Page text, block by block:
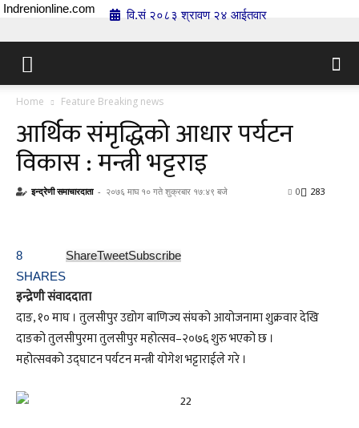
Indrenionline.com वि.सं २०८३ श्रावण २४ आईतवार
Home Feature Breaking news
आर्थिक संमृद्धिको आधार पर्यटन
विकास : मन्त्री भट्टराइ
इन्द्रेणी समाचारदाता - २०७६ माघ १० गते शुक्रबार १७:४९ बजे 283
0
8
SHARES
ShareTweetSubscribe
इन्द्रेणी संवाददाता
दाङ, १० माघ । तुलसीपुर उद्योग बाणिज्य संघको आयोजनामा शुक्रवार देखि
दाङको तुलसीपुरमा तुलसीपुर महोत्सव–२०७६ शुरु भएको छ ।
महोत्सवको उद्घाटन पर्यटन मन्त्री योगेश भट्टाराईले गरे ।